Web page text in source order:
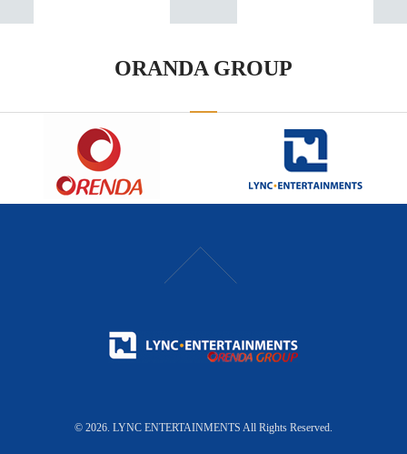
ORANDA GROUP
© 2026. LYNC ENTERTAINMENTS All Rights Reserved.